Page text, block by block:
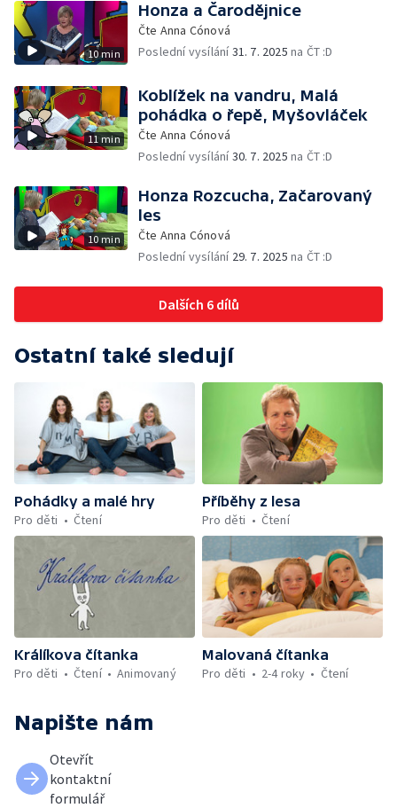
10 min
Honza a Čarodějnice
Čte Anna Cónová
Poslední vysílání31. 7. 2025 na ČT :D
11 min
Koblížek na vandru, Malá
pohádka o řepě, Myšovláček
Čte Anna Cónová
Poslední vysílání30. 7. 2025 na ČT :D
10 min
Honza Rozcucha, Začarovaný
les
Čte Anna Cónová
Poslední vysílání 29. 7. 2025 na ČT :D
Dalších 6 dílů
Ostatní také sledují
Pohádky a malé hry
Pro děti
Čtení
Příběhy z lesa
Pro děti
Čtení
Králíkova čítanka
Pro děti
Čtení Animovaný
Malovaná čítanka
Pro děti
2-4 roky Čtení
Napište nám
Otevřít
kontaktní
formulář